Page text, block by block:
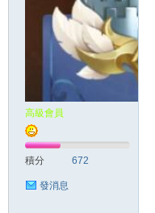
高級會員
積分 672
發消息